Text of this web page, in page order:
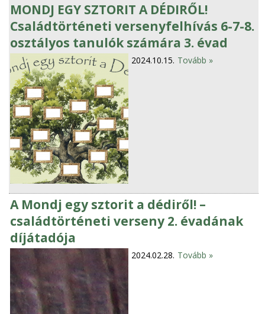
MONDJ EGY SZTORIT A DÉDIRŐL!
Családtörténeti versenyfelhívás 6-7-8.
osztályos tanulók számára 3. évad
2024.10.15. Tovább »
A Mondj egy sztorit a dédiről! –
családtörténeti verseny 2. évadának
díjátadója
2024.02.28. Tovább »